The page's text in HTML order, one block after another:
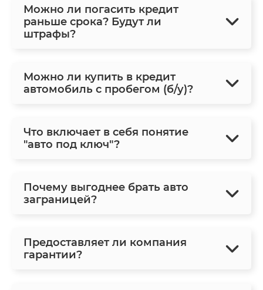
Можно ли погасить кредит
раньше срока? Будут ли
штрафы?
Можно ли купить в кредит
автомобиль с пробегом (б/у)?
Что включает в себя понятие
"авто под ключ"?
Почему выгоднее брать авто
заграницей?
Предоставляет ли компания
гарантии?